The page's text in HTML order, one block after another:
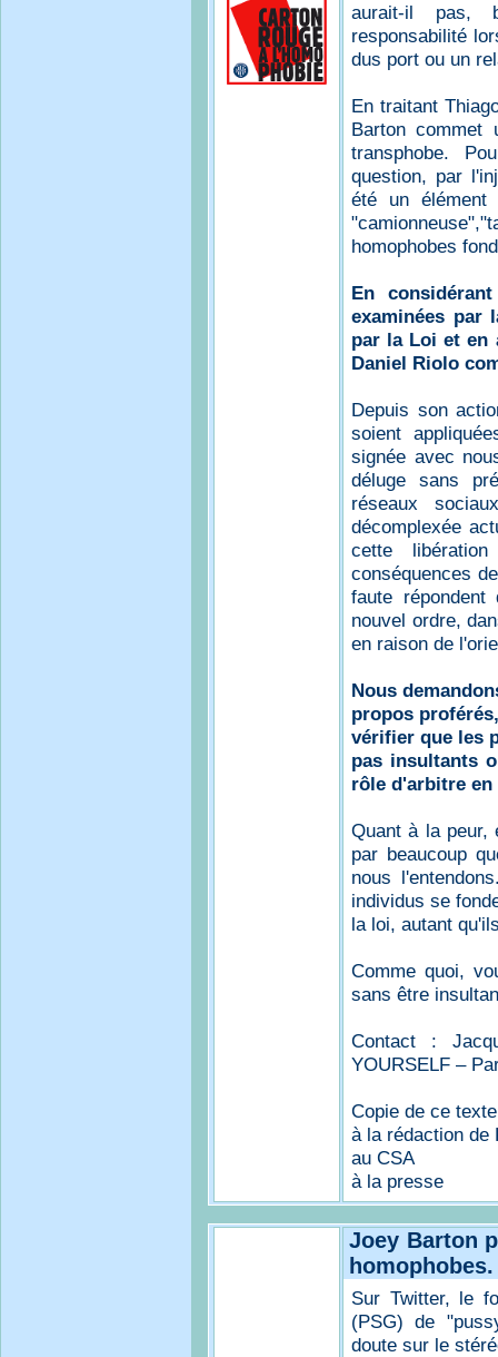
aurait-il pas,
responsabilité
dus port ou un
En traitant
Barton commet
transphobe.
question, par
été un élément
homophobes
En
examinées par
par la Loi et en
Daniel Riolo
Depuis son
soient
signée avec
déluge sans
réseaux
décomplexée
cette
conséquences
faute
nouvel ordre,
en raison de
Nous
propos
vérifier que les
pas insultants
rôle d'arbitre en
Quant à la peur,
par beaucoup
nous
individus se
la loi, autant
Comme quoi,
sans être
Contact :
YOURSELF –
Copie de ce
à la rédaction de
au CSA
à la presse
Joey Barton
homophobes.
Sur Twitter, le
(PSG) de
doute sur le